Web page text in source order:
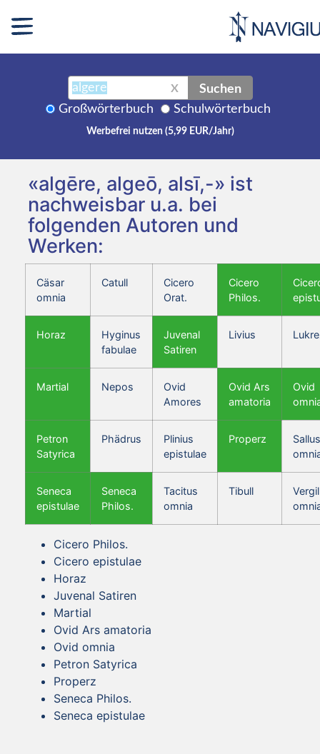
X Suchen
Großwörterbuch Schulwörterbuch
Werbefrei nutzen (5,99 EUR/Jahr)
«algēre, algeō, alsī,-» ist
nachweisbar u.a. bei
folgenden Autoren und
Werken:
Cäsar
omnia
Catull
Cicero
Orat.
Cicero
Philos.
Horaz
Hyginus
fabulae
Juvenal
Satiren
Livius
Martial Nepos
Ovid
Amores
Ovid Ars
amatoria
Ovid
Petron
Satyrica
Phädrus
Plinius
epistulae
Properz
Seneca
epistulae
Seneca
Philos.
Tacitus
omnia
Tibull
Vergil
Cicero Philos.
Cicero epistulae
Horaz
Juvenal Satiren
Martial
Ovid Ars amatoria
Ovid omnia
Petron Satyrica
Properz
Seneca Philos.
Seneca epistulae